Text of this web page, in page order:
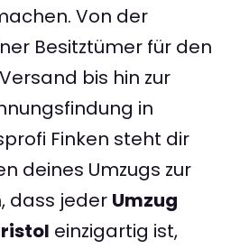
Von der
Besitztümer für den
bis hin zur
in
Finken steht dir
deines Umzugs zur
dass jeder Umzug
einzigartig ist,